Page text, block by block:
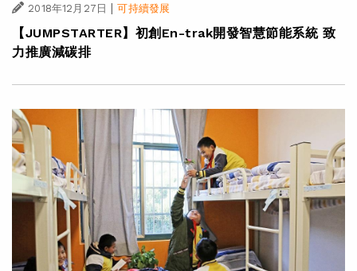
2018年12月27日 | 可持續發展
【JUMPSTARTER】初創En-trak開發智慧節能系統 致
力推廣減碳排